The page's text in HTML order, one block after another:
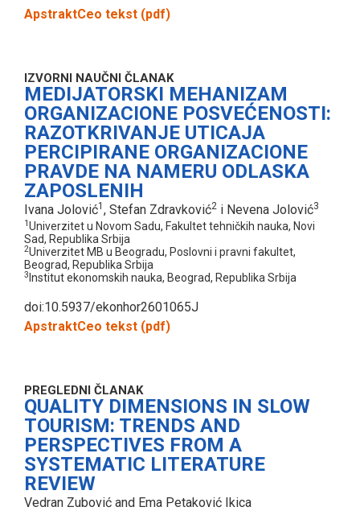
ApstraktCeo tekst (pdf)
IZVORNI NAUČNI ČLANAK
MEDIJATORSKI MEHANIZAM
ORGANIZACIONE POSVEĆENOSTI:
RAZOTKRIVANJE UTICAJA
PERCIPIRANE ORGANIZACIONE
PRAVDE NA NAMERU ODLASKA
ZAPOSLENIH
Ivana Jolović1 , Stefan Zdravković2 i Nevena Jolović3
1Univerzitet u Novom Sadu, Fakultet tehničkih nauka, Novi
Sad, Republika Srbija
2Univerzitet MB u Beogradu, Poslovni i pravni fakultet,
Beograd, Republika Srbija
3 Institut ekonomskih nauka, Beograd, Republika Srbija
doi:10.5937/ekonhor2601065J
ApstraktCeo tekst (pdf)
PREGLEDNI ČLANAK
QUALITY DIMENSIONS IN SLOW
TOURISM: TRENDS AND
PERSPECTIVES FROM A
SYSTEMATIC LITERATURE
REVIEW
Vedran Zubović and Ema Petaković Ikica